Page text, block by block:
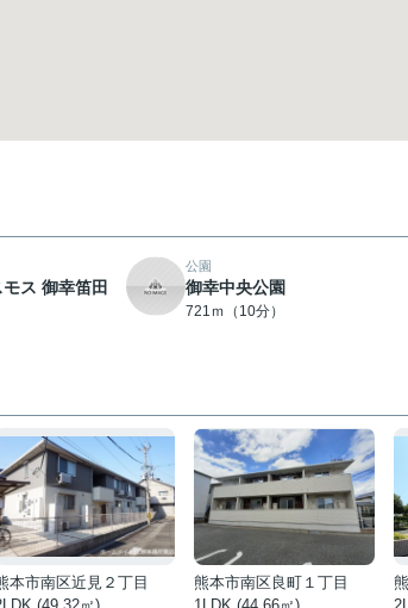
ス 御幸笛田
公園
御幸中央公園
721ｍ（10分）
本市南区近見２丁目
熊本市南区良町１丁目